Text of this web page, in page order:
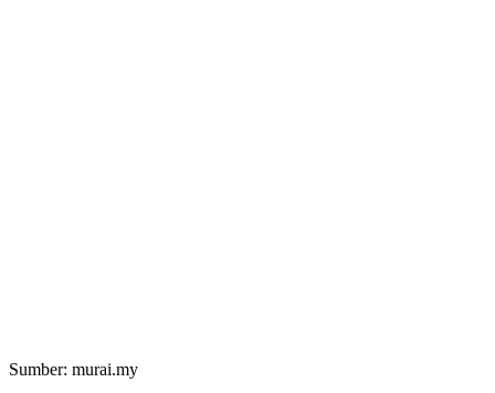
Sumber: murai.my